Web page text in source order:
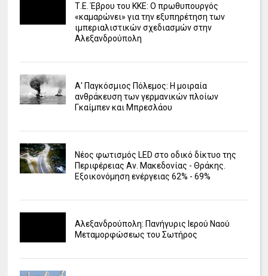
Τ.Ε. Έβρου του ΚΚΕ: Ο πρωθυπουργός
«καμαρώνει» για την εξυπηρέτηση των
ιμπεριαλιστικών σχεδιασμών στην
Αλεξανδρούπολη
Α' Παγκόσμιος Πόλεμος: Η μοιραία
ανθράκευση των γερμανικών πλοίων
Γκαίμπεν και Μπρεσλάου
Νέος φωτισμός LED στο οδικό δίκτυο της
Περιφέρειας Αν. Μακεδονίας - Θράκης.
Εξοικονόμηση ενέργειας 62% - 69%
Αλεξανδρούπολη: Πανήγυρις Ιερού Ναού
Μεταμορφώσεως του Σωτήρος